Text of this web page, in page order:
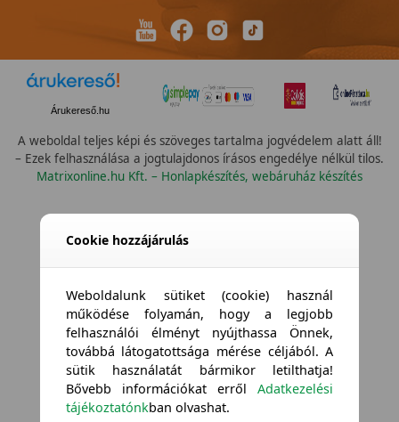
Árukereső.hu
A weboldal teljes képi és szöveges tartalma jogvédelem alatt áll!
– Ezek felhasználása a jogtulajdonos írásos engedélye nélkül tilos.
Matrixonline.hu Kft. – Honlapkészítés, webáruház készítés
Cookie hozzájárulás
Weboldalunk sütiket (cookie) használ
működése folyamán, hogy a legjobb
felhasználói élményt nyújthassa Önnek,
továbbá látogatottsága mérése céljából. A
sütik használatát bármikor letilthatja!
Bővebb információkat errőlAdatkezelési
tájékoztatónkban olvashat.
Összes szín